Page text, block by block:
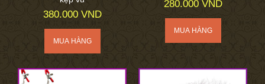
380.000 VND
280.000 VND